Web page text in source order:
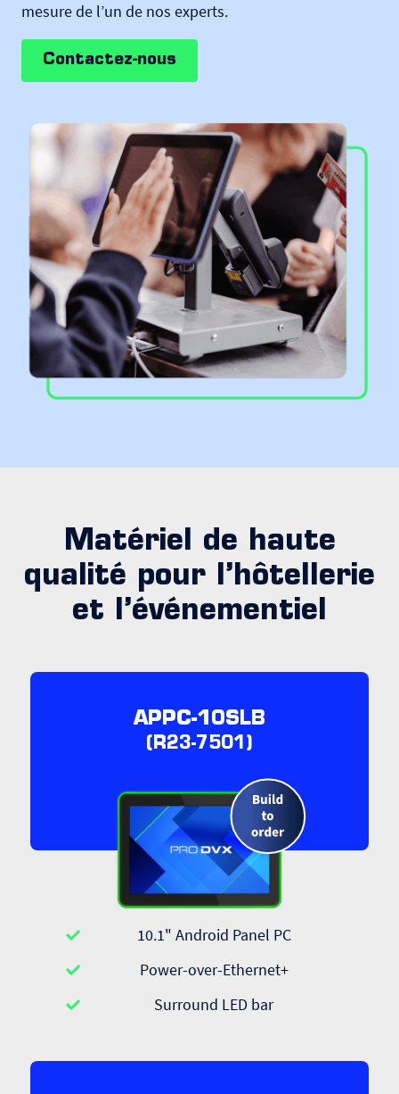
mesure de l’un de nos experts.
Contactez-nous
Matériel de haute
qualité pour l’hôtellerie
et l’événementiel
APPC-10SLB
(R23-7501)
10.1" Android Panel PC
Power-over-Ethernet+
Surround LED bar